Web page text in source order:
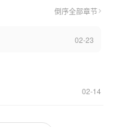
倒序全部章节
02-23
02-14